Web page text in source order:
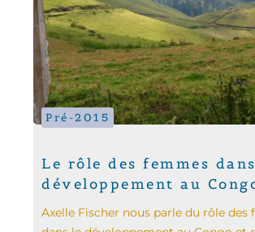
Pré-2015
Le rôle des femmes
développement au
Axelle Fischer nous parle du rôle des